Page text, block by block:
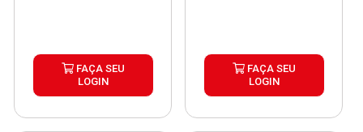
FAÇA SEU
LOGIN
FAÇA SEU
LOGIN